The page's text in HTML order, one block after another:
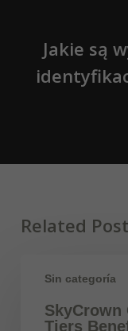
Jakie są
Related
Sin categoría
SkyCrown
Tiers